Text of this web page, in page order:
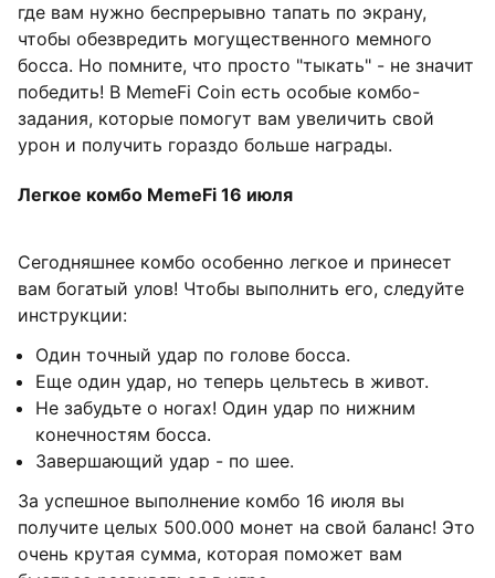
где вам нужно беспрерывно тапать по экрану,
чтобы обезвредить могущественного мемного
босса. Но помните, что просто "тыкать" - не значит
победить! В MemeFi Coin есть особые комбо-
задания, которые помогут вам увеличить свой
урон и получить гораздо больше награды.
Легкое комбо MemeFi 16 июля
Сегодняшнее комбо особенно легкое и принесет
вам богатый улов! Чтобы выполнить его, следуйте
инструкции:
Один точный удар по голове босса.
Еще один удар, но теперь цельтесь в живот.
Не забудьте о ногах! Один удар по нижним
конечностям босса.
Завершающий удар - по шее.
За успешное выполнение комбо 16 июля вы
получите целых 500.000 монет на свой баланс! Это
очень крутая сумма, которая поможет вам